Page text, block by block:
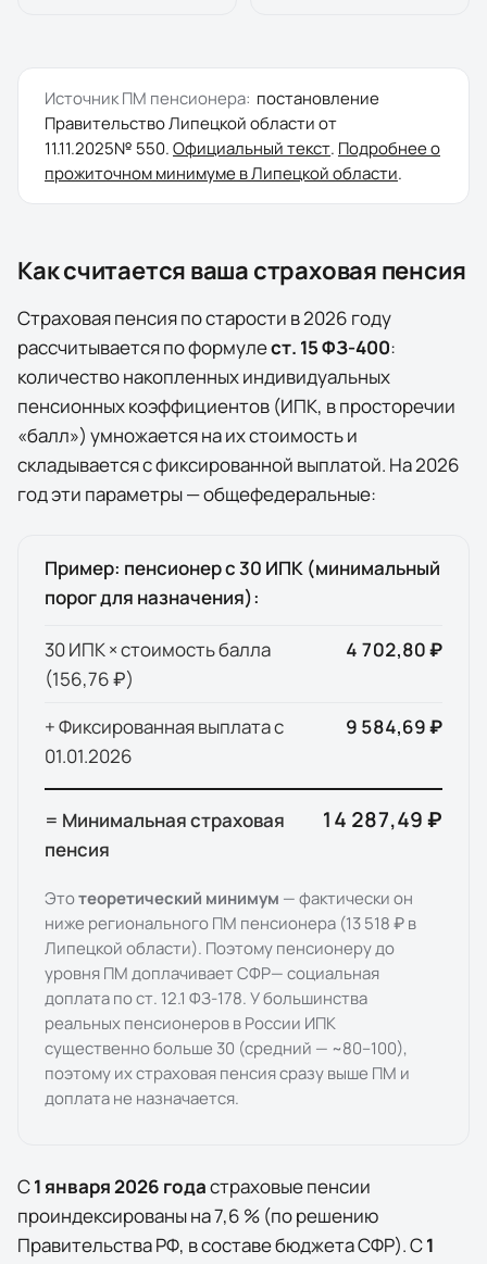
Источник ПМ пенсионера: постановление
Правительство Липецкой областиот
11.11.2025№ 550.Официальный текст. Подробнее о
прожиточном минимуме вЛипецкой области.
Как считается ваша страховая пенсия
Страховая пенсия по старости в2026 году
рассчитывается по формулест. 15 ФЗ-400:
количество накопленных индивидуальных
пенсионных коэффициентов (ИПК, в просторечии
«балл») умножается на их стоимость и
складывается с фиксированной выплатой. На2026
год эти параметры — общефедеральные:
Пример: пенсионер с 30 ИПК (минимальный
порог для назначения):
30 ИПК × стоимость балла
(156,76 ₽)
4 702,80 ₽
+ Фиксированная выплата с
01.01.2026
9 584,69 ₽
= Минимальная страховая
пенсия
14 287,49 ₽
Этотеоретический минимум — фактически он
ниже регионального ПМ пенсионера (13 518 ₽в
Липецкой области). Поэтому пенсионеру до
уровня ПМ доплачиваетСФР— социальная
доплата по ст. 12.1 ФЗ-178. У большинства
реальных пенсионеров в России ИПК
существенно больше 30 (средний — ~80–100),
поэтому их страховая пенсия сразу выше ПМ и
доплата не назначается.
С1 января2026 годастраховые пенсии
проиндексированы на7,6 % (по решению
Правительства РФ, в составе бюджета СФР). С1